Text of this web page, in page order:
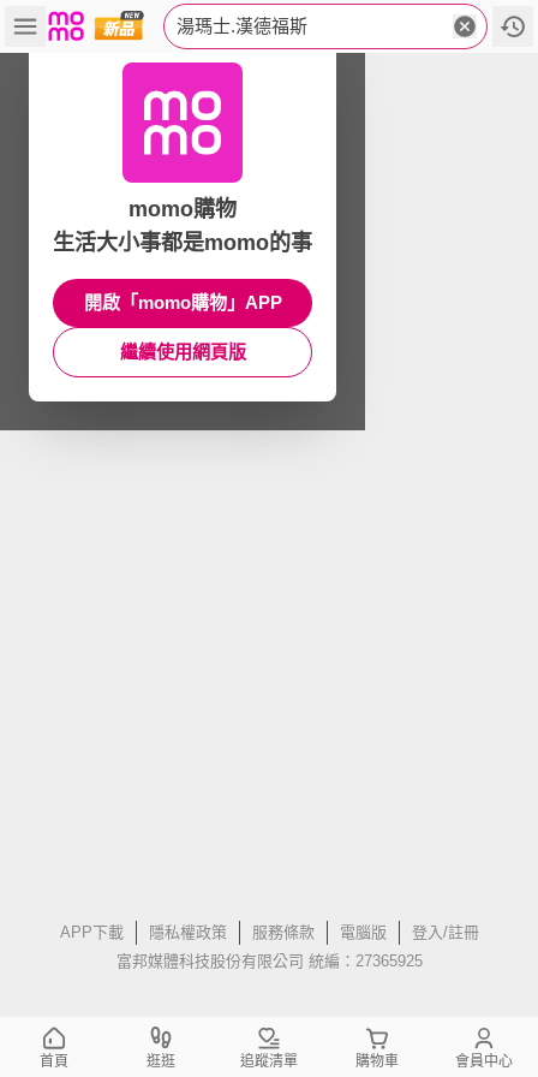
湯瑪士.漢德福斯
APP下載 隱私權政策 服務條款 電腦版
登入/註冊
富邦媒體科技股份有限公司 統編：27365925
momo購物
生活大小事都是momo的事
開啟「momo購物」APP
繼續使用網頁版
首頁 逛逛 追蹤清單 購物車 會員中心